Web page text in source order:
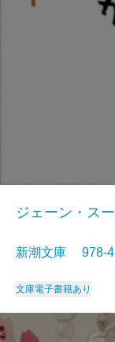
ジェーン・ス
新潮文庫 978-
文庫電子書籍あり